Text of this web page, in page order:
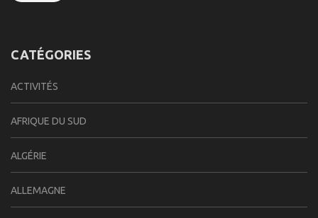
CATÉGORIES
ACTIVITÉS
AFRIQUE DU SUD
ALGÉRIE
ALLEMAGNE